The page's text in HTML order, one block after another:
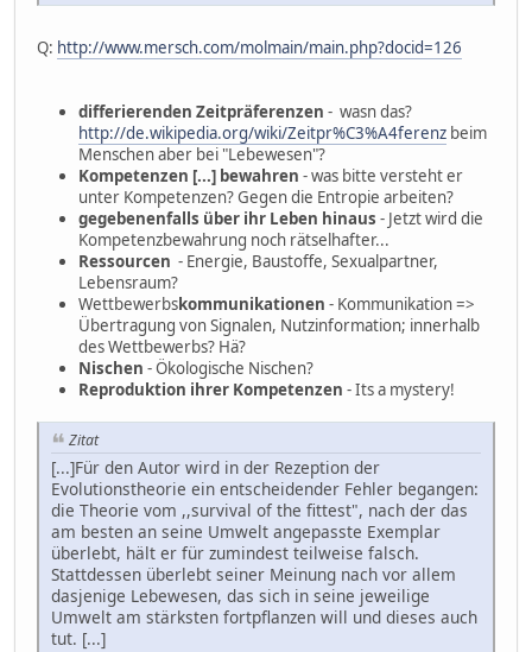
Q: http://www.mersch.com/molmain/main.php?docid=126
differierenden Zeitpräferenzen - wasn das?
http://de.wikipedia.org/wiki/Zeitpr%C3%A4ferenz beim
Menschen aber bei "Lebewesen"?
Kompetenzen [...] bewahren - was bitte versteht er
unter Kompetenzen? Gegen die Entropie arbeiten?
gegebenenfalls über ihr Leben hinaus - Jetzt wird die
Kompetenzbewahrung noch rätselhafter...
Ressourcen - Energie, Baustoffe, Sexualpartner,
Lebensraum?
Wettbewerbskommunikationen - Kommunikation =>
Übertragung von Signalen, Nutzinformation; innerhalb
des Wettbewerbs? Hä?
Nischen - Ökologische Nischen?
Reproduktion ihrer Kompetenzen - Its a mystery!
Zitat
[...]Für den Autor wird in der Rezeption der
Evolutionstheorie ein entscheidender Fehler begangen:
die Theorie vom ,,survival of the fittest", nach der das
am besten an seine Umwelt angepasste Exemplar
überlebt, hält er für zumindest teilweise falsch.
Stattdessen überlebt seiner Meinung nach vor allem
dasjenige Lebewesen, das sich in seine jeweilige
Umwelt am stärksten fortpflanzen will und dieses auch
tut. [...]